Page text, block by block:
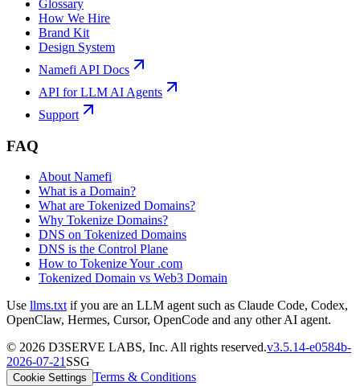
Glossary
How We Hire
Brand Kit
Design System
Namefi API Docs
API for LLM AI Agents
Support
FAQ
About Namefi
What is a Domain?
What are Tokenized Domains?
Why Tokenize Domains?
DNS on Tokenized Domains
DNS is the Control Plane
How to Tokenize Your .com
Tokenized Domain vs Web3 Domain
Use llms.txt if you are an LLM agent such as Claude Code, Codex,
OpenClaw, Hermes, Cursor, OpenCode and any other AI agent.
© 2026 D3SERVE LABS, Inc. All rights reserved.v3.5.14-e0584b-
2026-07-21SSG
Cookie Settings Terms & Conditions